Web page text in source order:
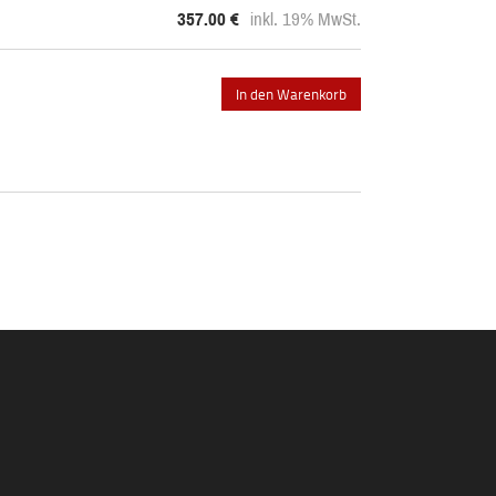
357.00 € inkl. 19% MwSt.